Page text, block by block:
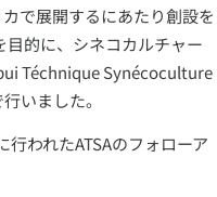
で展開するにあたり創設を
目的に、シネコカルチャー
Téchnique Synécoculture
いました。
われたATSAのフォローア